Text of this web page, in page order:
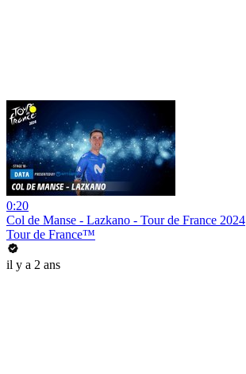
0:20
Col de Manse - Lazkano - Tour de France 2024
Tour de France™
il y a 2 ans